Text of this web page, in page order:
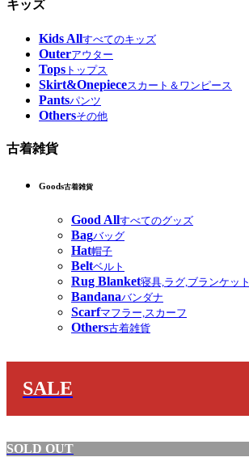
キッズ
Kids Allすべてのキッズ
Outerアウター
Tops トップス
Skirt&Onepieceスカート＆ワンピース
Pantsパンツ
Othersその他
古着雑貨
Goods古着雑貨
Good Allすべてのグッズ
Bagバッグ
Hat帽子
Beltベルト
Rug Blanket寝具,ラグ,ブランケット
Bandanaバンダナ
Scarfマフラー,スカーフ
Others古着雑貨
SALE
SOLD OUT